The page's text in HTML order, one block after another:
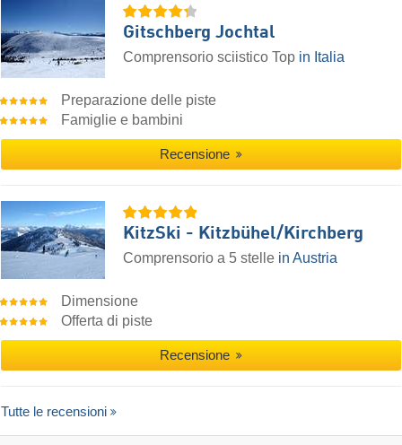
Gitschberg Jochtal
Comprensorio sciistico Top in Italia
Preparazione delle piste
Famiglie e bambini
Recensione
KitzSki - Kitzbühel/​Kirchberg
Comprensorio a 5 stelle in Austria
Dimensione
Offerta di piste
Recensione
Tutte le recensioni